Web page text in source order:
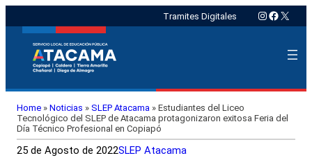
Tramites Digitales Instagram
X
Home » Noticias » SLEP Atacama » Estudiantes del Liceo
Tecnológico del SLEP de Atacama protagonizaron exitosa Feria del
Día Técnico Profesional en Copiapó
25 de Agosto de 2022SLEP Atacama